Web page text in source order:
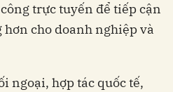
trực tuyến để tiếp cận
cho doanh nghiệp và
ngoại, hợp tác quốc tế,